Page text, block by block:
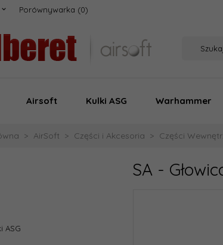
Porównywarka
Airsoft Kulki ASG Warhammer
AirSoft Części i Akcesoria Części
ASG
SA -